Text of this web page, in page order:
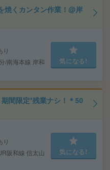
焼くカンタン作業！@岸
り
/南海本線 岸和
気になる!
間限定*残業ナシ！＊50
り
阪和線 信太山
気になる!